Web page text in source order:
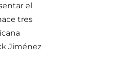
el
tres
Jiménez